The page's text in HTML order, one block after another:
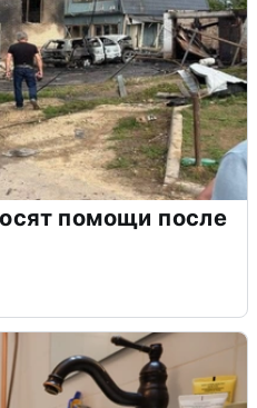
помощи после